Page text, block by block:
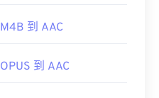
M4B 到 AAC
OPUS 到 AAC